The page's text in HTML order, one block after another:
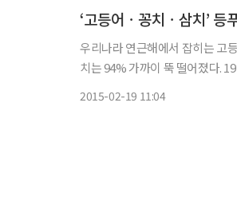
‘고등어ㆍ꽁치ㆍ삼치’
우리나라 연근해에서 잡히는 고
치는 94% 가까이 뚝 떨어졌다.
2015-02-19 11:04